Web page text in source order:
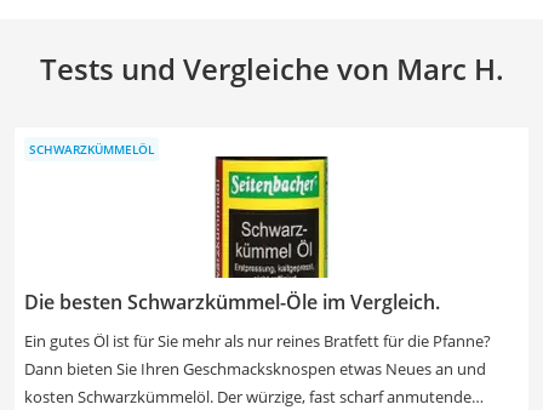
Tests und Vergleiche von Marc H.
Die besten Schwarzkümmel-Öle im Vergleich.
Ein gutes Öl ist für Sie mehr als nur reines Bratfett für die Pfanne?
Dann bieten Sie Ihren Geschmacksknospen etwas Neues an und
kosten Schwarzkümmelöl. Der würzige, fast scharf anmutende
SCHWARZKÜMMELÖL